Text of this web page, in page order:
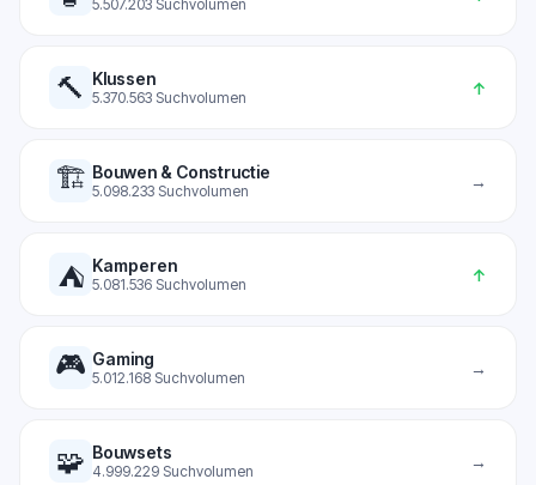
5.507.203 Suchvolumen
🔨 Klussen
5.370.563 Suchvolumen ↑
🏗️ Bouwen & Constructie
5.098.233 Suchvolumen →
⛺ Kamperen
5.081.536 Suchvolumen ↑
🎮 Gaming
5.012.168 Suchvolumen →
🧩 Bouwsets
4.999.229 Suchvolumen →